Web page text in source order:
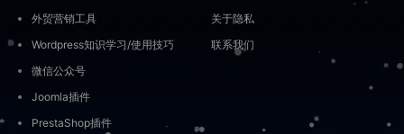
外贸营销工具
Wordpress知识学习/使用技巧
微信公众号
Joomla插件
PrestaShop插件
关于隐私
联系我们